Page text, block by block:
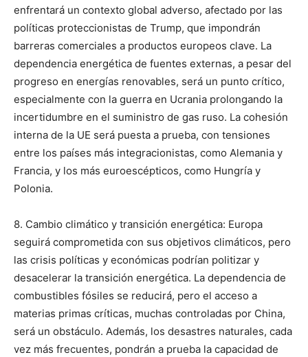
enfrentará un contexto global adverso, afectado por las
políticas proteccionistas de Trump, que impondrán
barreras comerciales a productos europeos clave. La
dependencia energética de fuentes externas, a pesar del
progreso en energías renovables, será un punto crítico,
especialmente con la guerra en Ucrania prolongando la
incertidumbre en el suministro de gas ruso. La cohesión
interna de la UE será puesta a prueba, con tensiones
entre los países más integracionistas, como Alemania y
Francia, y los más euroescépticos, como Hungría y
Polonia.
8. Cambio climático y transición energética: Europa
seguirá comprometida con sus objetivos climáticos, pero
las crisis políticas y económicas podrían politizar y
desacelerar la transición energética. La dependencia de
combustibles fósiles se reducirá, pero el acceso a
materias primas críticas, muchas controladas por China,
será un obstáculo. Además, los desastres naturales, cada
vez más frecuentes, pondrán a prueba la capacidad de